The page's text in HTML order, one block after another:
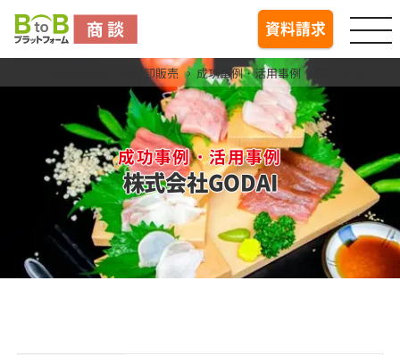
資料請求
業務用食品・食材卸販売 成功事例・活用事例
成功事例・活用事例
株式会社GODAI